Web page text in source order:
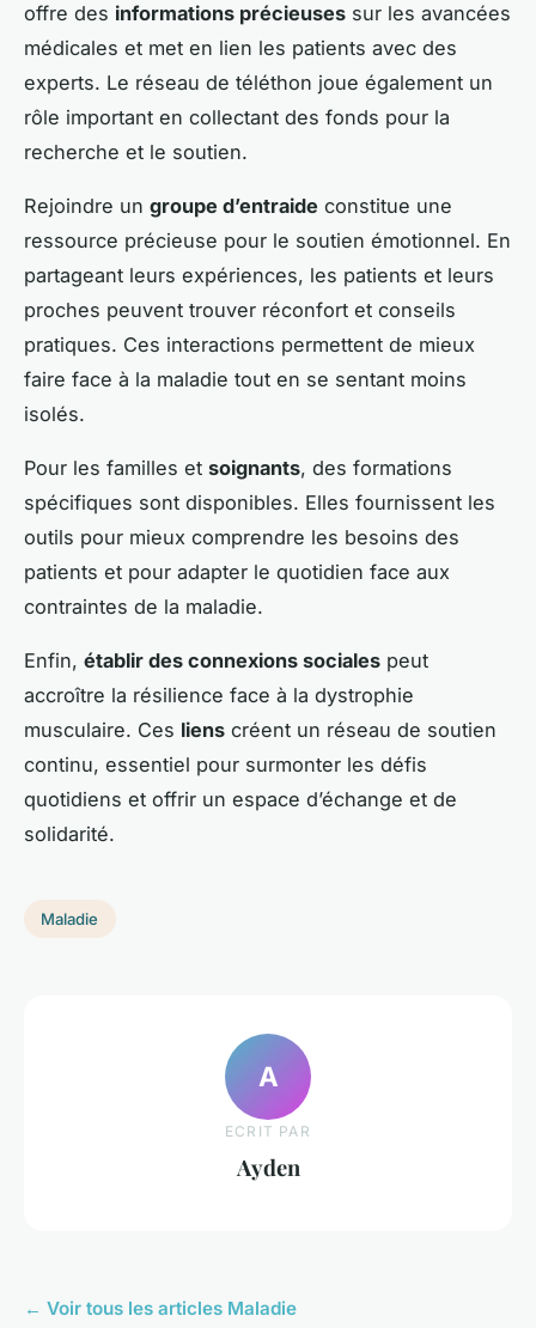
offre des informations précieuses sur les avancées
médicales et met en lien les patients avec des
experts. Le réseau de téléthon joue également un
rôle important en collectant des fonds pour la
recherche et le soutien.
Rejoindre un groupe d’entraide constitue une
ressource précieuse pour le soutien émotionnel. En
partageant leurs expériences, les patients et leurs
proches peuvent trouver réconfort et conseils
pratiques. Ces interactions permettent de mieux
faire face à la maladie tout en se sentant moins
isolés.
Pour les familles et soignants, des formations
spécifiques sont disponibles. Elles fournissent les
outils pour mieux comprendre les besoins des
patients et pour adapter le quotidien face aux
contraintes de la maladie.
Enfin, établir des connexions sociales peut
accroître la résilience face à la dystrophie
musculaire. Ces liens créent un réseau de soutien
continu, essentiel pour surmonter les défis
quotidiens et offrir un espace d’échange et de
solidarité.
Maladie
A
ECRIT PAR
Ayden
← Voir tous les articles Maladie